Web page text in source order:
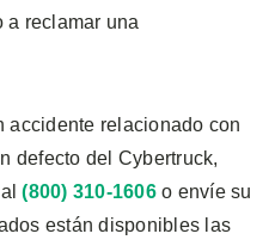
a reclamar una
accidente relacionado con
defecto del Cybertruck,
al(800) 310-1606 o envíe su
están disponibles las